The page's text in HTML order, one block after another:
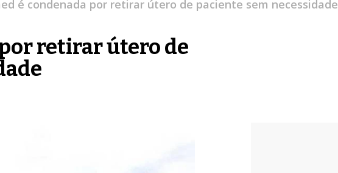
é condenada por retirar útero de paciente sem necessidade
retirar útero de